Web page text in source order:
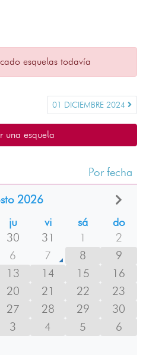
esquelas todavía
01 DICIEMBRE 2024
una esquela
Por fecha
2026
ju vi sá
do
30 31 1
2
6 7 8
9
13 14 15
16
20 21 22
23
27 28 29
30
3 4 5 6